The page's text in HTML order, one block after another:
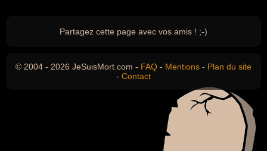
Partagez cette page avec vos amis ! ;-)
© 2004 - 2026 JeSuisMort.com - FAQ - Mentions - Plan du site
- Contact